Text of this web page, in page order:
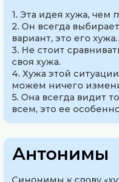
1. Эта идея хужа, чем
2. Он всегда
вариант, это его хужа.
3. Не стоит
своя хужа.
4. Хужа этой
можем ничего
5. Она всегда видит
всем, это ее
Антонимы